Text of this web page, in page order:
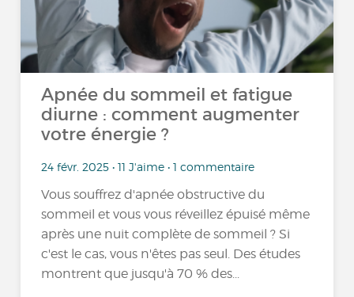
Apnée du sommeil et fatigue
diurne : comment augmenter
votre énergie ?
24 févr. 2025 • 11 J'aime • 1 commentaire
Vous souffrez d'apnée obstructive du
sommeil et vous vous réveillez épuisé même
après une nuit complète de sommeil ? Si
c'est le cas, vous n'êtes pas seul. Des études
montrent que jusqu'à 70 % des...